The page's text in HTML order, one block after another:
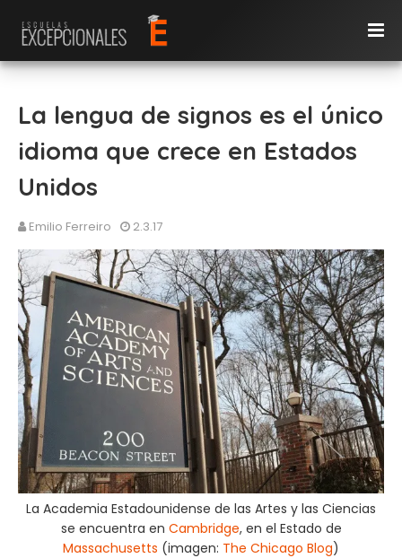
La lengua de signos es el único
idioma que crece en Estados
Unidos
Emilio Ferreiro 2.3.17
La Academia Estadounidense de las Artes y las Ciencias
se encuentra en Cambridge, en el Estado de
Massachusetts (imagen: The Chicago Blog)